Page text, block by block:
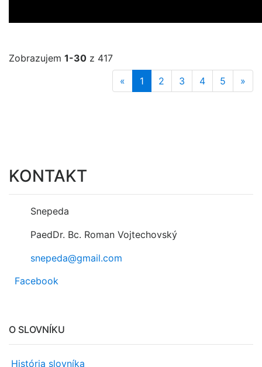
Zobrazujem 1-30 z 417
«
1 2 3 4 5 »
KONTAKT
Snepeda
PaedDr. Bc. Roman Vojtechovský
snepeda@gmail.com
Facebook
O SLOVNÍKU
História slovníka